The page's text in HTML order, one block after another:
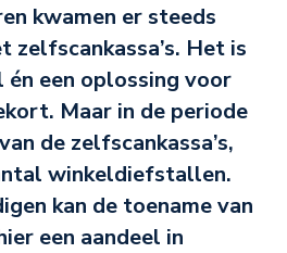
kwamen er steeds
zelfscankassa’s. Het is
én een oplossing voor
Maar in de periode
de zelfscankassa’s,
winkeldiefstallen.
kan de toename van
een aandeel in